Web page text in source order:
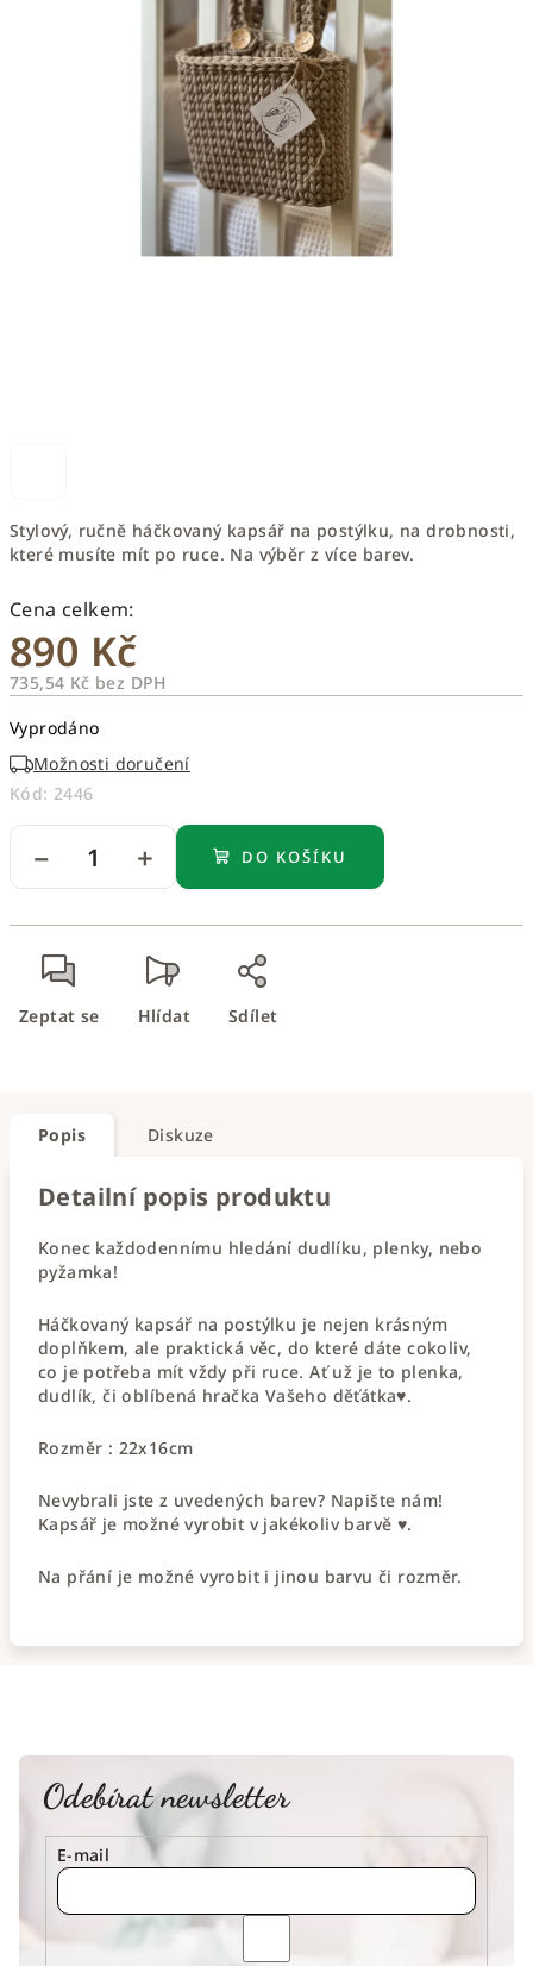
Stylový, ručně háčkovaný kapsář na postýlku, na drobnosti,
které musíte mít po ruce. Na výběr z více barev.
890 Kč
735,54 Kč bez DPH
cena:
Vyprodáno
Možnosti doručení
Kód: 2446
+
− DO KOŠÍKU
Zeptat se Hlídat Sdílet
Popis Diskuze
Detailní popis produktu
Konec každodennímu hledání dudlíku, plenky, nebo
pyžamka!
Háčkovaný kapsář na postýlku je nejen krásným
doplňkem, ale praktická věc, do které dáte cokoliv,
co je potřeba mít vždy při ruce. Ať už je to plenka,
dudlík, či oblíbená hračka Vašeho děťátka♥.
Rozměr : 22x16cm
Nevybrali jste z uvedených barev? Napište nám!
Kapsář je možné vyrobit v jakékoliv barvě ♥.
Na přání je možné vyrobit i jinou barvu či rozměr.
Odebírat newsletter
E-mail